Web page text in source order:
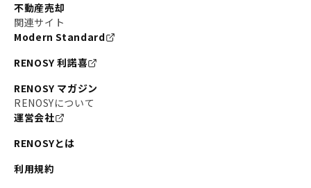
不動産売却
関連サイト
Modern Standard
RENOSY 利諾喜
RENOSY マガジン
RENOSYについて
運営会社
RENOSYとは
利用規約